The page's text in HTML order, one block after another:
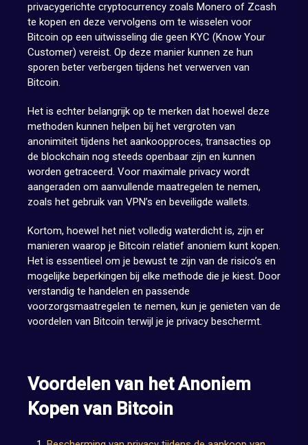
privacygerichte cryptocurrency zoals Monero of Zcash
te kopen en deze vervolgens om te wisselen voor
Bitcoin op een uitwisseling die geen KYC (Know Your
Customer) vereist. Op deze manier kunnen ze hun
sporen beter verbergen tijdens het verwerven van
Bitcoin.
Het is echter belangrijk op te merken dat hoewel deze
methoden kunnen helpen bij het vergroten van
anonimiteit tijdens het aankoopproces, transacties op
de blockchain nog steeds openbaar zijn en kunnen
worden getraceerd. Voor maximale privacy wordt
aangeraden om aanvullende maatregelen te nemen,
zoals het gebruik van VPN’s en beveiligde wallets.
Kortom, hoewel het niet volledig waterdicht is, zijn er
manieren waarop je Bitcoin relatief anoniem kunt kopen.
Het is essentieel om je bewust te zijn van de risico’s en
mogelijke beperkingen bij elke methode die je kiest. Door
verstandig te handelen en passende
voorzorgsmaatregelen te nemen, kun je genieten van de
voordelen van Bitcoin terwijl je je privacy beschermt.
Voordelen van het Anoniem
Kopen van Bitcoin